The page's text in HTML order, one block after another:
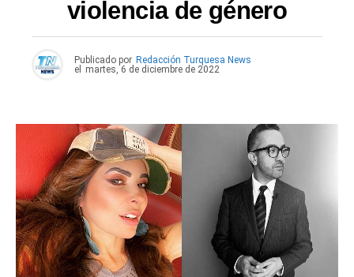
violencia de género
Publicado por Redacción Turquesa News
el
martes, 6 de diciembre de 2022